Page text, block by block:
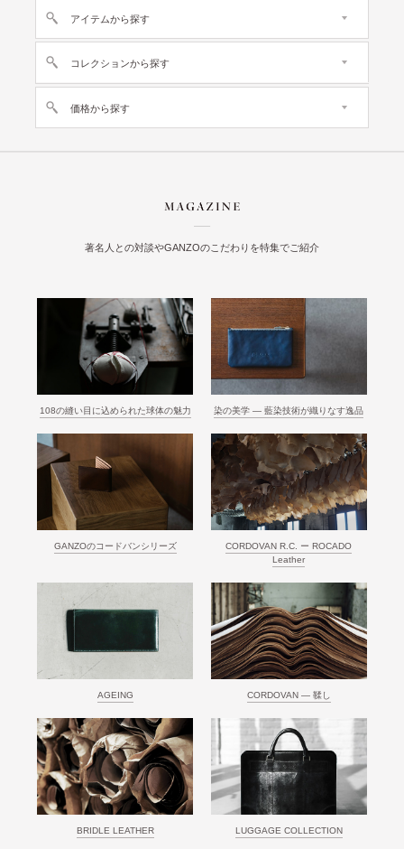
アイテムから探す
コレクションから探す
価格から探す
著名人との対談やGANZOのこだわりを特集でご紹介
108の縫い目に込められた球体の魅力 染の美学 ― 藍染技術が織りなす逸品
GANZOのコードバンシリーズ
CORDOVAN R.C. ー ROCADO
Leather
AGEING CORDOVAN ― 鞣し
BRIDLE LEATHER LUGGAGE COLLECTION